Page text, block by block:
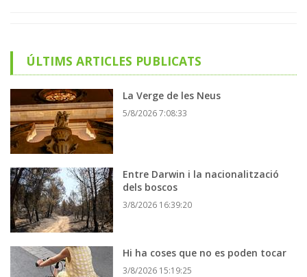
ÚLTIMS ARTICLES PUBLICATS
La Verge de les Neus
5/8/2026 7:08:33
Entre Darwin i la nacionalització
dels boscos
3/8/2026 16:39:20
Hi ha coses que no es poden tocar
3/8/2026 15:19:25